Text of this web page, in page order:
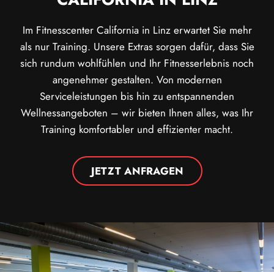
Im Fitnesscenter California in Linz erwartet Sie mehr
als nur Training. Unsere Extras sorgen dafür, dass Sie
sich rundum wohlfühlen und Ihr Fitnesserlebnis noch
angenehmer gestalten. Von modernen
Serviceleistungen bis hin zu entspannenden
Wellnessangeboten – wir bieten Ihnen alles, was Ihr
Training komfortabler und effizienter macht.
JETZT ANFRAGEN